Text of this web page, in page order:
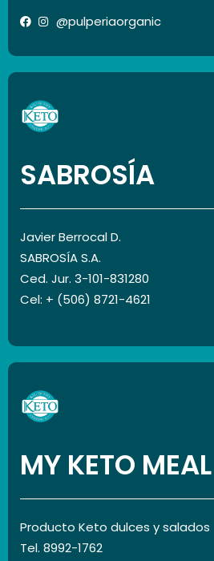
@pulperiaorganic
SABROSÍA
Javier Berrocal D.
SABROSÍA S.A.
Ced. Jur. 3-101-831280
Cel: + (506) 8721-4621
MY KETO MEAL
Producto Keto dulces y salados
Tel. 8992-1762